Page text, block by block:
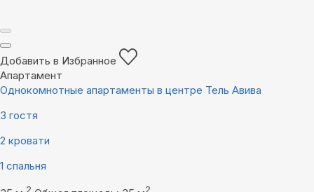
Добавить в Избранное
Апартамент
Однокомнотные апартаменты в центре Тель Авива
3 гостя
2 кровати
1 спальня
2 2